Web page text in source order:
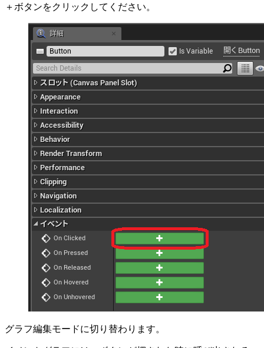
＋ボタンをクリックしてください。
グラフ編集モードに切り替わります。